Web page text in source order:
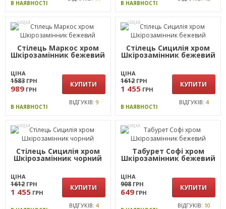
АКЦІЯ
Стілець Маркос хром
ЦІНА
1583 ГРН КУПИТИ
АКЦІЯ
Стілець Сицилія хром
ЦІНА
1612 ГРН КУПИТИ
АКЦІЯ
Стілець Сицилія хром
ЦІНА
1612 ГРН КУПИТИ
АКЦІЯ
Табурет Софі хром
ЦІНА
908 ГРН КУПИТИ